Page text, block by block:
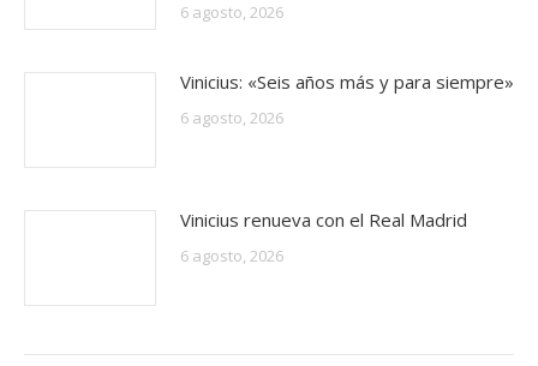
6 agosto, 2026
Vinicius: «Seis años más y para siempre»
6 agosto, 2026
Vinicius renueva con el Real Madrid
6 agosto, 2026